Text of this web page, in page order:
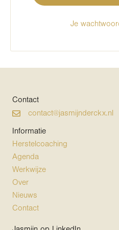
Je
Contact
contact@jasmijnderckx.nl
Informatie
Herstelcoaching
Agenda
Werkwijze
Over
Nieuws
Contact